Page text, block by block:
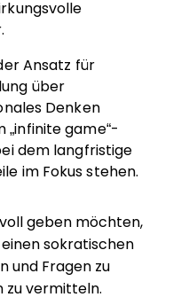
Ansatz für
über
Denken
„infinite game“-
dem langfristige
im Fokus stehen.
geben möchten,
sokratischen
und Fragen zu
zu vermitteln.